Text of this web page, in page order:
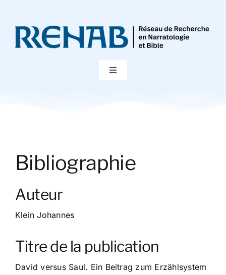
contenu
Toggle
Publications
Bibliographie
Contact
Bibliographie
Auteur
Klein Johannes
Titre de la publication
David versus Saul. Ein Beitrag zum Erzählsystem